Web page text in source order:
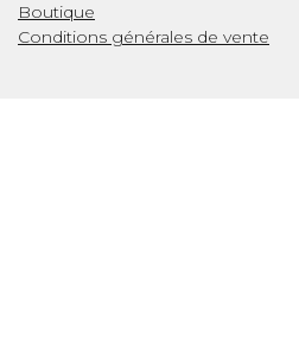
Boutique
Conditions générales de vente